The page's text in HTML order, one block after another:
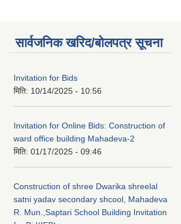
सार्वजनिक खरिद/बोलपत्र सूचना
Invitation for Bids
मिति: 10/14/2025 - 10:56
Invitation for Online Bids: Construction of
ward office building Mahadeva-2
मिति: 01/17/2025 - 09:46
Construction of shree Dwarika shreelal
satni yadav secondary shcool, Mahadeva
R. Mun.,Saptari School Building Invitation